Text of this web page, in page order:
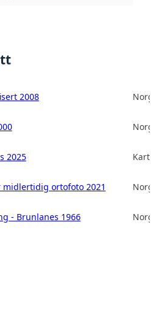
2008
2025
midlertidig ortofoto 2021
- Brunlanes 1966